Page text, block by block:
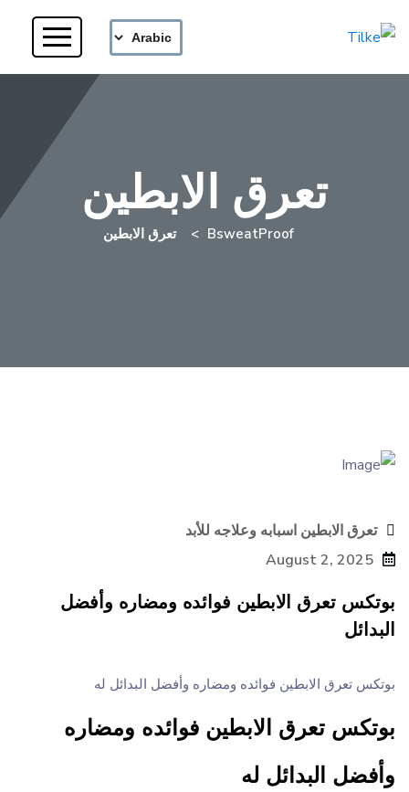
تعرق الابطين
BsweatProof تعرق الابطين
تعرق الابطين اسبابه وعلاجه للأبد
August 2, 2025
بوتكس تعرق الابطين فوائده ومضاره وأفضل
البدائل
بوتكس تعرق الابطين فوائده ومضاره وأفضل البدائل له
بوتكس تعرق الابطين فوائده ومضاره
وأفضل البدائل له